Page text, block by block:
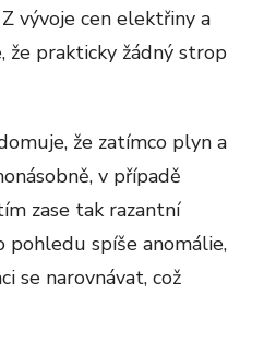
vývoje cen elektřiny a
že prakticky žádný strop
že zatímco plyn a
v případě
zase tak razantní
pohledu spíše anomálie,
se narovnávat, což